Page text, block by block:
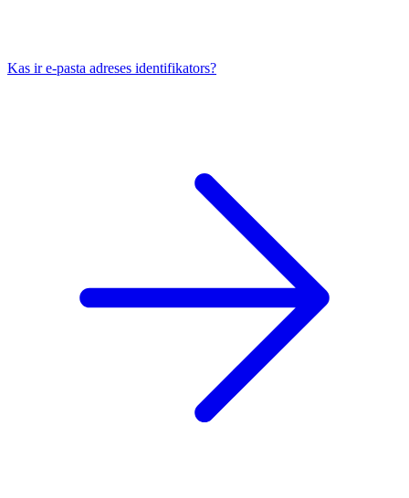
Kas ir e-pasta adreses identifikators?